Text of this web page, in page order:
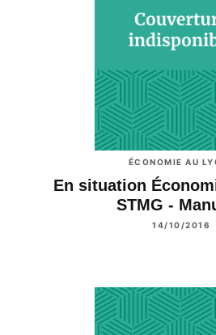
ÉCONOMIE AU
En situation
STMG -
14/10/2016